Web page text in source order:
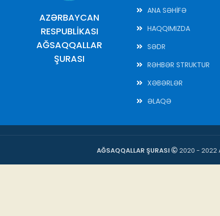
AZƏRBAYCAN
RESPUBLİKASI
AĞSAQQALLAR
ŞURASI
ANA SƏHİFƏ
HAQQIMIZDA
SƏDR
RƏHBƏR STRUKTUR
XƏBƏRLƏR
ƏLAQƏ
AĞSAQQALLAR ŞURASI 2020 - 2022